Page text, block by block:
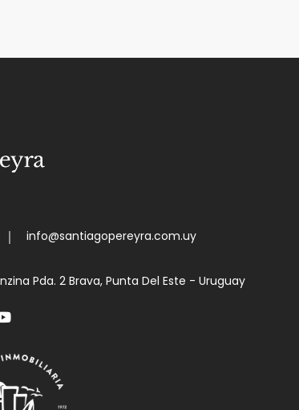
info@santiagopereyra.com.uy
Pda. 2 Brava, Punta Del Este - Uruguay